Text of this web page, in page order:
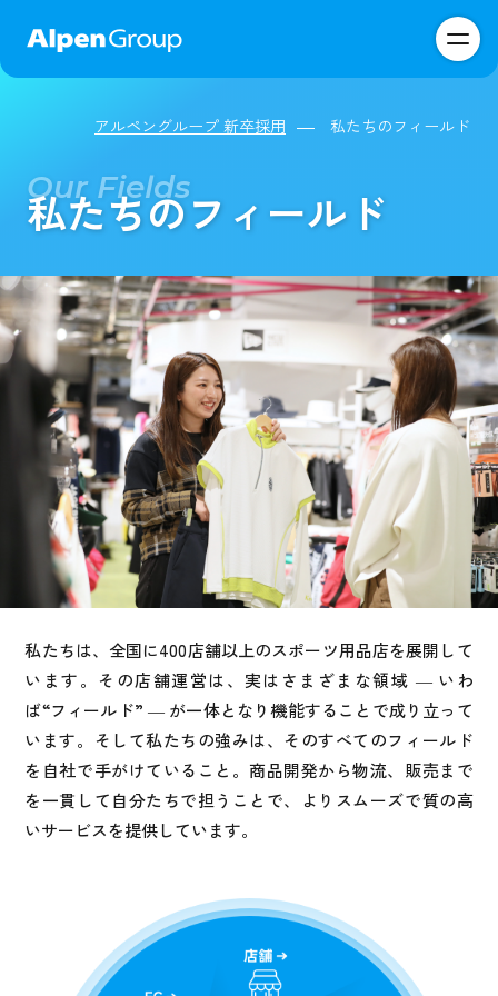
アルペングループ 新卒採用 私たちのフィールド
私たちのフィールド
私たちは、全国に400店舗以上のスポーツ用品店を展開して
います。その店舗運営は、実はさまざまな領域 ― いわ
ば“フィールド” ― が一体となり機能することで成り立って
います。そして私たちの強みは、そのすべてのフィールド
を自社で手がけていること。商品開発から物流、販売まで
を一貫して自分たちで担うことで、よりスムーズで質の高
いサービスを提供しています。